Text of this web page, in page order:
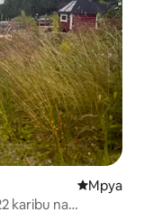
Eneo jipya
Mpya
karibu na